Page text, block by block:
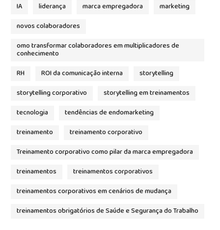
IA
liderança marca empregadora
marketing
novos colaboradores
omo transformar colaboradores em multiplicadores de
conhecimento
RH
ROI da comunicação interna
storytelling
storytelling corporativo
storytelling em treinamentos
tecnologia
tendências de endomarketing
treinamento
treinamento corporativo
Treinamento corporativo como pilar da marca empregadora
treinamentos
treinamentos corporativos
treinamentos corporativos em cenários de mudança
treinamentos obrigatórios de Saúde e Segurança do Trabalho